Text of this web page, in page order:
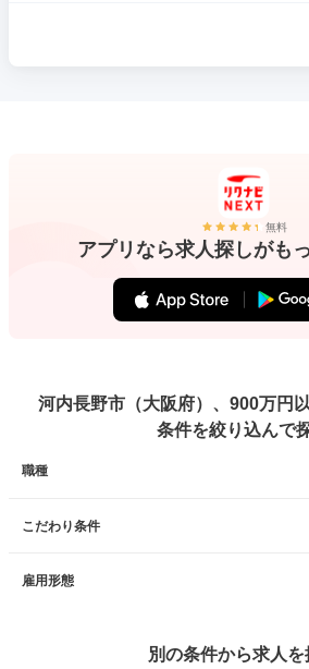
無料
アプリなら求人探しがも
河内長野市（大阪府）、900万円
条件を絞り込んで
職種
こだわり条件
雇用形態
別の条件から求人を